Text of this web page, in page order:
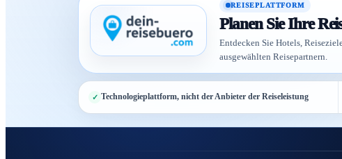
REISEPLATTFORM
Planen Sie Ihre
Entdecken Sie Hotels,
ausgewählten Reisepartnern.
Technologieplattform, nicht der Anbieter der Reiseleistung